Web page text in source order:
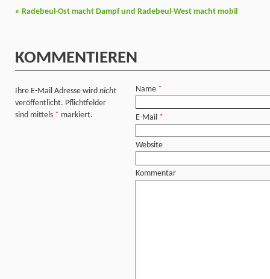
« Radebeul-Ost macht Dampf und Radebeul-West macht mobil
KOMMENTIEREN
Ihre E-Mail Adresse wird nicht
veröffentlicht. Pflichtfelder
sind mittels * markiert.
Name *
E-Mail *
Website
Kommentar